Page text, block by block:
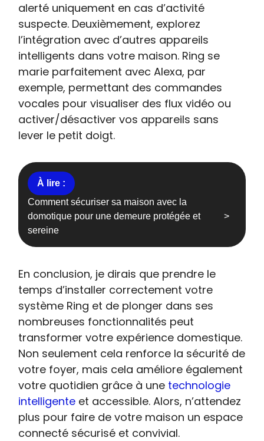
alerté uniquement en cas d’activité
suspecte. Deuxièmement, explorez
l’intégration avec d’autres appareils
intelligents dans votre maison. Ring se
marie parfaitement avec Alexa, par
exemple, permettant des commandes
vocales pour visualiser des flux vidéo ou
activer/désactiver vos appareils sans
lever le petit doigt.
Comment sécuriser sa maison avec la
domotique pour une demeure protégée et
sereine
En conclusion, je dirais que prendre le
temps d’installer correctement votre
système Ring et de plonger dans ses
nombreuses fonctionnalités peut
transformer votre expérience domestique.
Non seulement cela renforce la sécurité de
votre foyer, mais cela améliore également
votre quotidien grâce à une technologie
intelligente et accessible. Alors, n’attendez
plus pour faire de votre maison un espace
connecté sécurisé et convivial.